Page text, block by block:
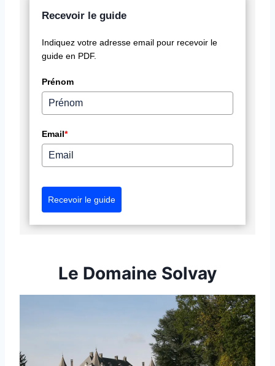
Recevoir le guide
Indiquez votre adresse email pour recevoir le
guide en PDF.
Prénom
Email*
Recevoir le guide
Le Domaine Solvay